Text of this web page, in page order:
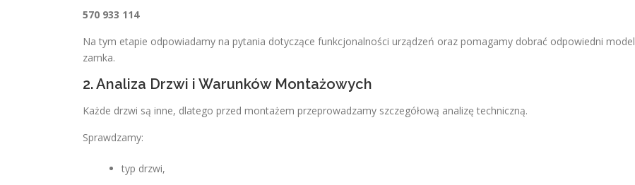
570 933 114
Na tym etapie odpowiadamy na pytania dotyczące funkcjonalności urządzeń oraz pomagamy dobrać odpowiedni model
zamka.
2. Analiza Drzwi i Warunków Montażowych
Każde drzwi są inne, dlatego przed montażem przeprowadzamy szczegółową analizę techniczną.
Sprawdzamy:
typ drzwi,